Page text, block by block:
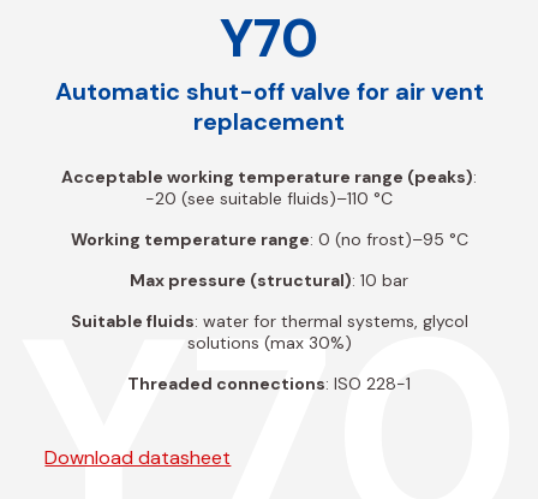
Y70
Automatic shut-off valve for air vent
replacement
Acceptable working temperature range (peaks):
-20 (see suitable fluids)–110 °C
Working temperature range: 0 (no frost)–95 °C
Max pressure (structural): 10 bar
Suitable fluids: water for thermal systems, glycol
solutions (max 30%)
Threaded connections: ISO 228-1
Download datasheet